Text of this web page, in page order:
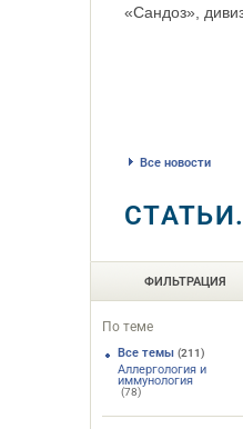
«Сандоз»,
Все новости
СТАТЬИ.
ФИЛЬТРАЦИЯ
По теме
Все темы (211)
Аллергология и
иммунология
(78)